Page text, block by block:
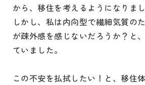
から、移住を考えるようになりまし
しかし、私は内向型で繊細気質の
が疎外感を感じないだろうか？と
ていました。
この不安を払拭したい！と、移住